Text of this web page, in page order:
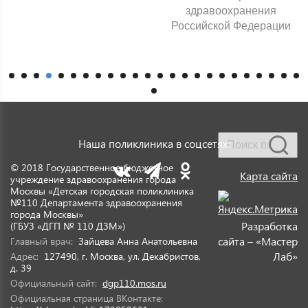
здравоохранения
Российской Федерации
© 2018 Государственное бюджетное
учреждение здравоохранения города
Москвы «Детская городская поликлиника
№110 Департамента здравоохранения
города Москвы»
(ГБУЗ «ДГП № 110 ДЗМ»)
Главный врач: Зайцева Анна Анатольевна
Адрес: 127490, г. Москва, ул. Декабристов,
д. 39
Официальный сайт: dgp110.mos.ru
Официальная страница ВКонтакте:
Наша поликлиника в соцсетях:
Карта сайта
Разработка
сайта – «Мастер
Лаб»